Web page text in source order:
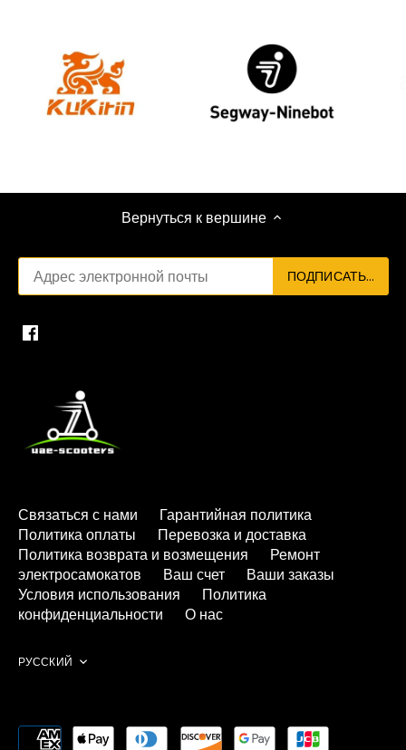
Вернуться к вершине
Связаться с нами
Гарантийная политика
Политика оплаты
Перевозка и доставка
Политика возврата и возмещения
Ремонт
электросамокатов
Ваш счет
Ваши заказы
Условия использования
Политика
конфиденциальности
О нас
Язык
РУССКИЙ